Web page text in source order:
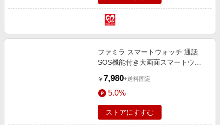
ファミラ スマートウォッチ 通話
SOS機能付き大画面スマートウォ
無し
￥ 7,980+送料固定
5.0%
ストアにすすむ